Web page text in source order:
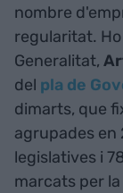
nombre
regularitat.
Generalitat,
del pla de
dimarts, que
agrupades en
legislatives i
marcats per